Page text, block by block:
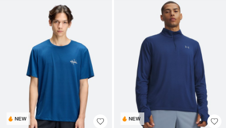
NEW NEW